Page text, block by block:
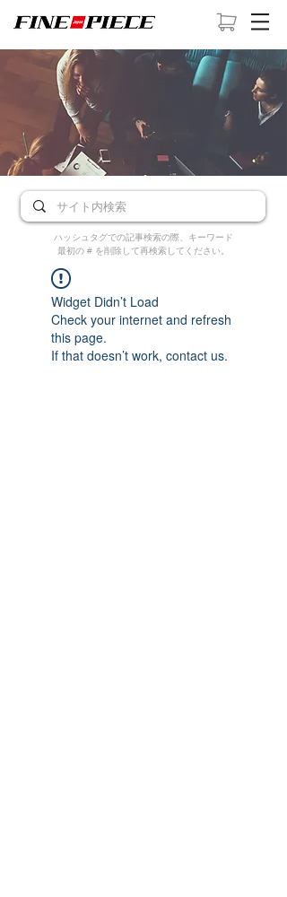
ハッシュタグでの記事検索の際、キーワード
最初の # を削除して再検索してください。
Widget Didn’t Load
Check your internet and refresh
this page.
If that doesn’t work, contact us.